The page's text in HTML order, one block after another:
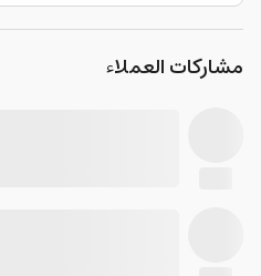
مشاركات العملاء